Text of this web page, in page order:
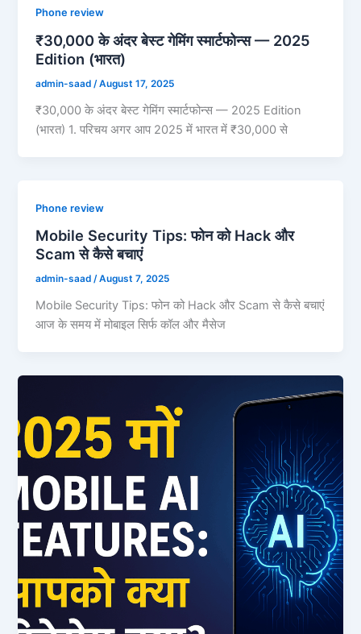
Phone review
₹30,000 के अंदर बेस्ट गेमिंग स्मार्टफोन्स — 2025
Edition (भारत)
admin-saad/August 17, 2025
₹30,000 के अंदर बेस्ट गेमिंग स्मार्टफोन्स — 2025 Edition
(भारत) 1. परिचय अगर आप 2025 में भारत में ₹30,000 से
Phone review
Mobile Security Tips: फोन को Hack और
Scam से कैसे बचाएं
admin-saad/August 7, 2025
Mobile Security Tips: फोन को Hack और Scam से कैसे बचाएं
आज के समय में मोबाइल सिर्फ कॉल और मैसेज